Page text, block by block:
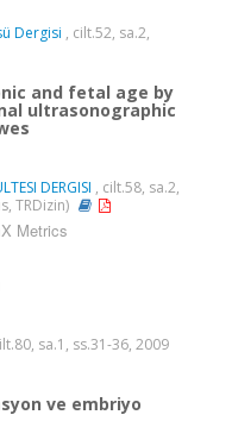
Dergisi , cilt.52, sa.2,
and fetal age by
ultrasonographic
DERGISI , cilt.58, sa.2,
TRDizin)
Metrics
sa.1, ss.31-36, 2009
ve embriyo